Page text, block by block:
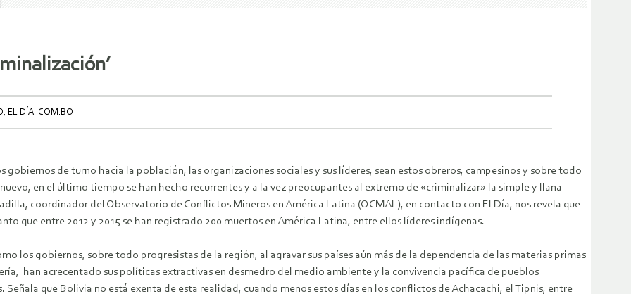
EL DÍA .COM.BO
gobiernos de turno hacia la población, las organizaciones sociales y sus líderes, sean estos obreros, campesinos y sobre todo
en el último tiempo se han hecho recurrentes y a la vez preocupantes al extremo de «criminalizar» la simple y llana
coordinador del Observatorio de Conflictos Mineros en América Latina (OCMAL), en contacto con El Día, nos revela que
que entre 2012 y 2015 se han registrado 200 muertos en América Latina, entre ellos líderes indígenas.
los gobiernos, sobre todo progresistas de la región, al agravar sus países aún más de la dependencia de las materias primas
han acrecentado sus políticas extractivas en desmedro del medio ambiente y la convivencia pacífica de pueblos
Señala que Bolivia no está exenta de esta realidad, cuando menos estos días en los conflictos de Achacachi, el Tipnis, entre